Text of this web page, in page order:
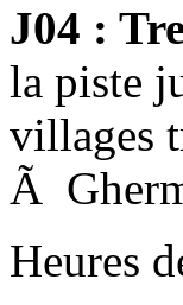
J04 :
la piste
villages
Ã
Heures